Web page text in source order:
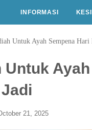
INFORMASI
Untuk Ayah Sempena Hari
Untuk
21, 2025